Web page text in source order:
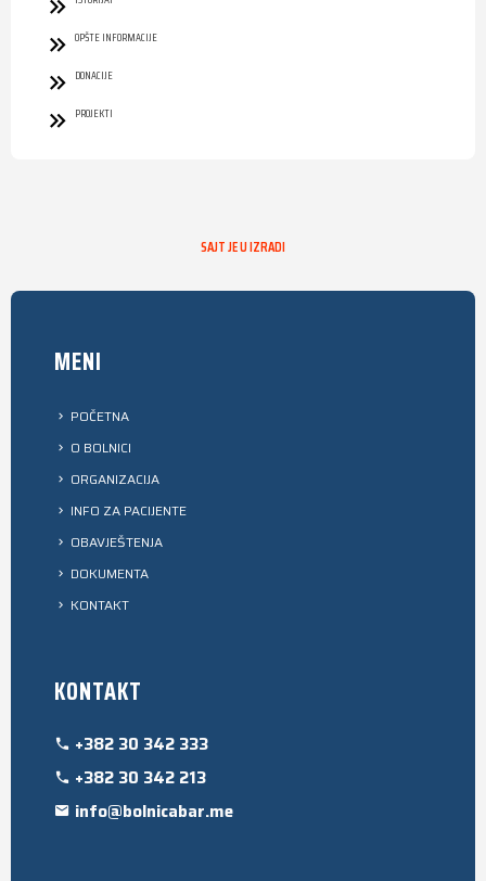
OPŠTE INFORMACIJE
DONACIJE
PROJEKTI
SAJT JE U IZRADI
MENI
POČETNA
O BOLNICI
ORGANIZACIJA
INFO ZA PACIJENTE
OBAVJEŠTENJA
DOKUMENTA
KONTAKT
KONTAKT
+382 30 342 333
+382 30 342 213
info@bolnicabar.me